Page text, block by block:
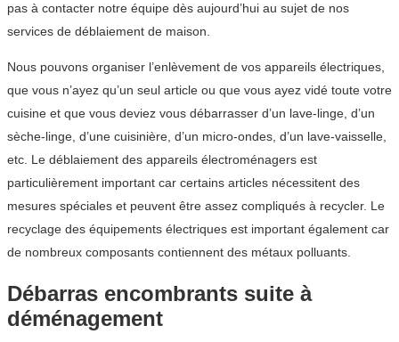
pas à contacter notre équipe dès aujourd’hui au sujet de nos
services de déblaiement de maison.
Nous pouvons organiser l’enlèvement de vos appareils électriques,
que vous n’ayez qu’un seul article ou que vous ayez vidé toute votre
cuisine et que vous deviez vous débarrasser d’un lave-linge, d’un
sèche-linge, d’une cuisinière, d’un micro-ondes, d’un lave-vaisselle,
etc. Le déblaiement des appareils électroménagers est
particulièrement important car certains articles nécessitent des
mesures spéciales et peuvent être assez compliqués à recycler. Le
recyclage des équipements électriques est important également car
de nombreux composants contiennent des métaux polluants.
Débarras encombrants suite à
déménagement